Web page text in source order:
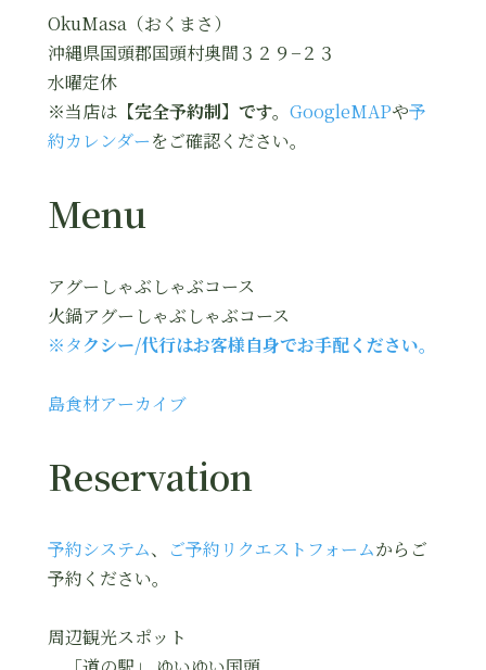
OkuMasa（おくまさ）
沖縄県国頭郡国頭村奥間３２９−２３
水曜定休
※当店は 【完全予約制】です。 GoogleMAPや予
約カレンダーをご確認ください。
Menu
アグーしゃぶしゃぶコース
火鍋アグーしゃぶしゃぶコース
※タクシー/代行はお客様自身でお手配ください。
島食材アーカイブ
Reservation
予約システム、 ご予約リクエストフォームからご
予約ください。
周辺観光スポット